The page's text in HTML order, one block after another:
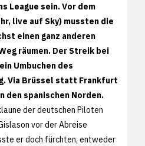
League sein. Vor dem
live auf Sky) mussten die
einen ganz anderen
räumen. Der Streik bei
Umbuchen des
Via Brüssel statt Frankfurt
den spanischen Norden.
der deutschen Piloten
vor der Abreise
er doch fürchten, entweder